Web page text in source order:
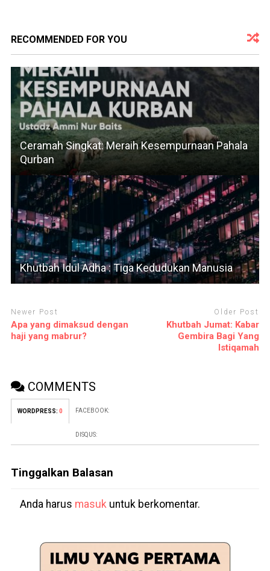
RECOMMENDED FOR YOU
Ceramah Singkat: Meraih Kesempurnaan Pahala
Qurban
Khutbah Idul Adha : Tiga Kedudukan Manusia
Newer Post
Apa yang dimaksud dengan
haji yang mabrur?
Older Post
Khutbah Jumat: Kabar
Gembira Bagi Yang
Istiqamah
COMMENTS
WORDPRESS: 0 FACEBOOK:
DISQUS:
Tinggalkan Balasan
Anda harus masuk untuk berkomentar.